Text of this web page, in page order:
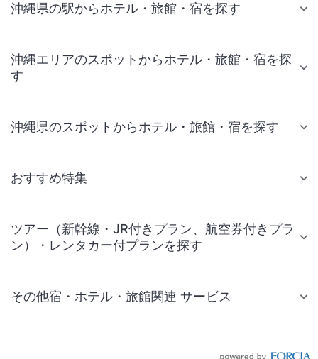
沖縄県の駅からホテル・旅館・宿を探す
沖縄エリアのスポットからホテル・旅館・宿を探
す
沖縄県のスポットからホテル・旅館・宿を探す
おすすめ特集
ツアー（新幹線・JR付きプラン、航空券付きプラ
ン）・レンタカー付プランを探す
その他宿・ホテル・旅館関連 サービス